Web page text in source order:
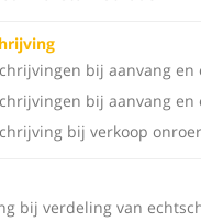
bij aanvang en
bij aanvang
bij verkoop
bij verdeling van